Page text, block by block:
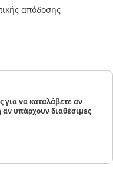
απόδοσης
για να καταλάβετε αν
αν υπάρχουν διαθέσιμες